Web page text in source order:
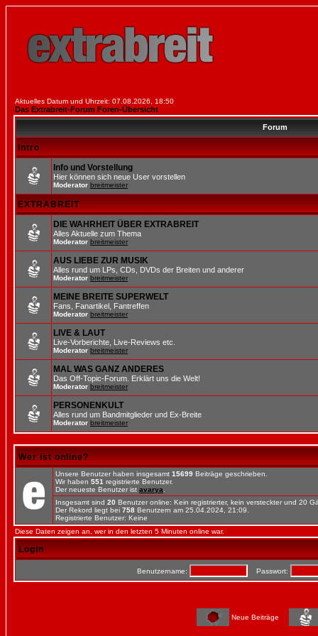
Aktuelles Datum und Uhrzeit: 07.08.2026, 18:50
Das Extrabreit-Forum Foren-Übersicht
Forum
Intro
Info und Vorstellung
Hier können sich neue User vorstellen
Moderator breitmeister
EXTRABREIT
DIE WAHRHEIT ÜBER EXTRABREIT
Alles Aktuelle zum Thema
Moderator breitmeister
AUS LIEBE ZUR MUSIK
Alles rund um LPs, CDs, DVDs der Breiten und anderer
Moderator breitmeister
MEINE BREITE SUPERWELT
Fans, Fanartikel, Fantreffen
Moderator breitmeister
LIVE & LAUT
Live-Vorberichte, Live-Reviews etc.
Moderator breitmeister
MAL WAS GANZ ANDERES
Das Off-Topic-Forum. Erklärt uns die Welt!
Moderator breitmeister
PERSONENKULT
Alles rund um Bandmitglieder und Ex-Breite
Moderator breitmeister
Wer ist online?
Unsere Benutzer haben insgesamt 15699 Beiträge geschrieben.
Wir haben 551 registrierte Benutzer.
Der neueste Benutzer ist avarya
Insgesamt sind 20 Benutzer online: Kein registrierter, kein versteckter und 20
Der Rekord liegt bei 758 Benutzern am 25.04.2024, 21:09.
Registrierte Benutzer: Keine
Diese Daten zeigen an, wer in den letzten 5 Minuten online war.
Login
Benutzername: Passwort:
Neue Beiträge